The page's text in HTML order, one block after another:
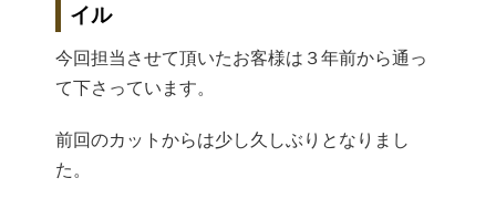
イル
今回担当させて頂いたお客様は３年前から通っ
て下さっています。
前回のカットからは少し久しぶりとなりまし
た。